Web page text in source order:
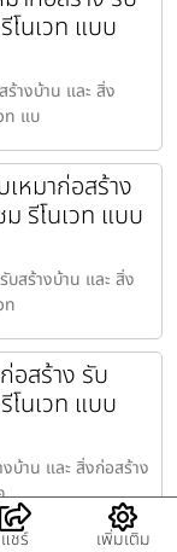
นเวท แบบ
ร้างบ้าน และ สิ่ง
ท แบ
หมาก่อสร้าง
รีโนเวท แบบ
สร้างบ้าน และ สิ่ง
ท
อสร้าง รับ
นเวท แบบ
บ้าน และ สิ่งก่อสร้าง
แชร์ เพิ่มเติม